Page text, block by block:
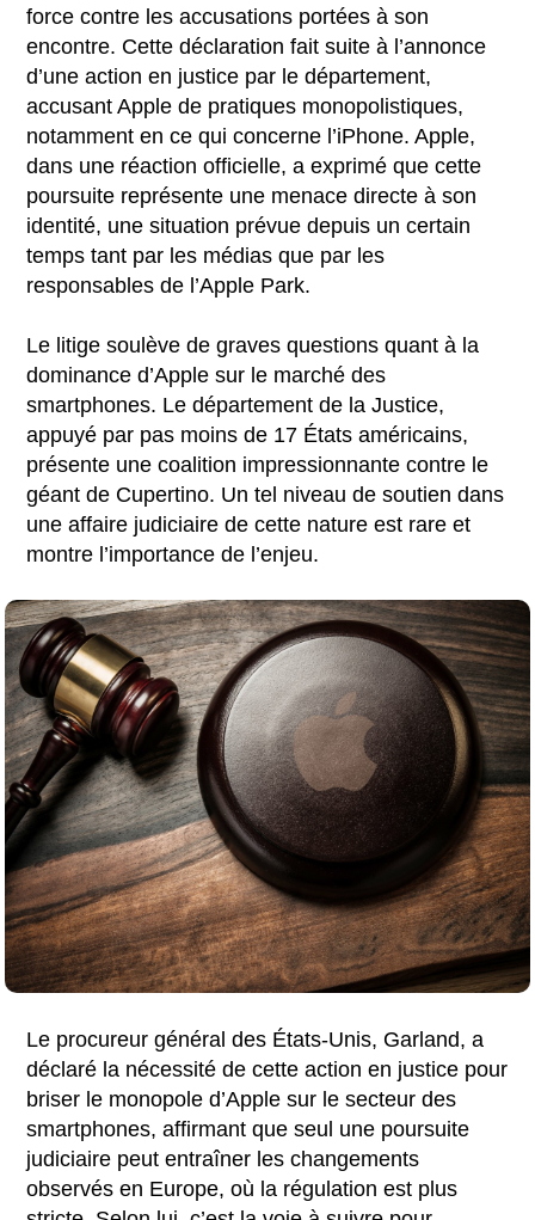
force contre les accusations portées à son
encontre. Cette déclaration fait suite à l’annonce
d’une action en justice par le département,
accusant Apple de pratiques monopolistiques,
notamment en ce qui concerne l’iPhone. Apple,
dans une réaction officielle, a exprimé que cette
poursuite représente une menace directe à son
identité, une situation prévue depuis un certain
temps tant par les médias que par les
responsables de l’Apple Park.
Le litige soulève de graves questions quant à la
dominance d’Apple sur le marché des
smartphones. Le département de la Justice,
appuyé par pas moins de 17 États américains,
présente une coalition impressionnante contre le
géant de Cupertino. Un tel niveau de soutien dans
une affaire judiciaire de cette nature est rare et
montre l’importance de l’enjeu.
Le procureur général des États-Unis, Garland, a
déclaré la nécessité de cette action en justice pour
briser le monopole d’Apple sur le secteur des
smartphones, affirmant que seul une poursuite
judiciaire peut entraîner les changements
observés en Europe, où la régulation est plus